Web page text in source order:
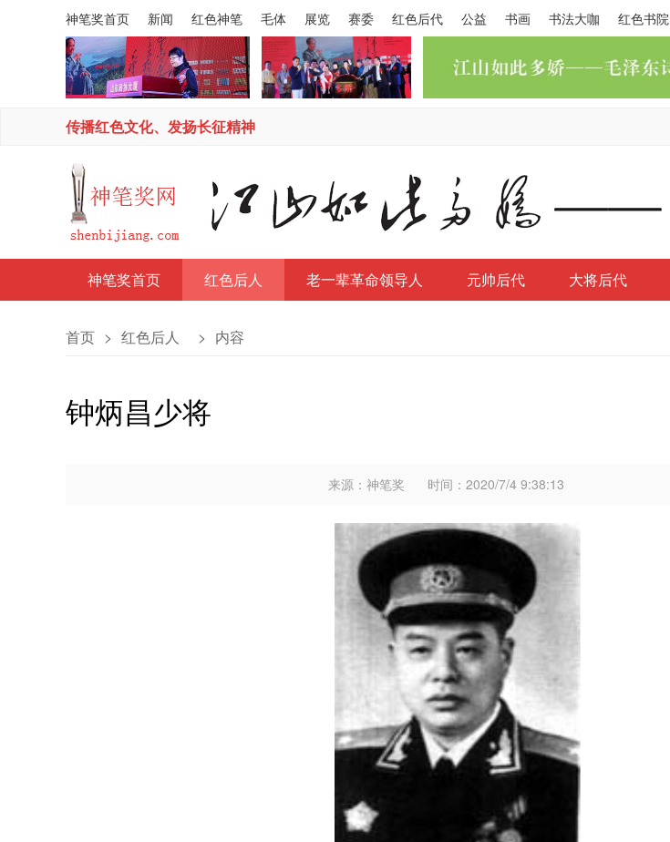
神笔奖首页 新闻 红色神笔 毛体 展览 赛委 红色后代 公益 书画 书法大咖 红色书院
传播红色文化、发扬长征精神
神笔奖首页 红色后人 老一辈革命领导人 元帅后代 大将后代
首页 > 红色后人 > 内容
钟炳昌少将
来源：神笔奖 时间：2020/7/4 9:38:13